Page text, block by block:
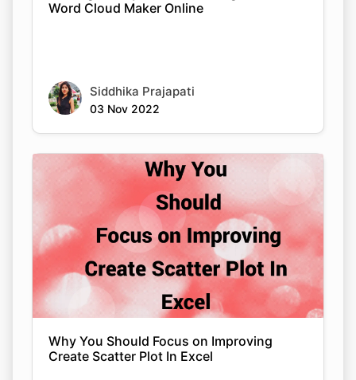
Word Cloud Maker Online
Siddhika Prajapati
03 Nov 2022
Why You Should Focus on Improving
Create Scatter Plot In Excel